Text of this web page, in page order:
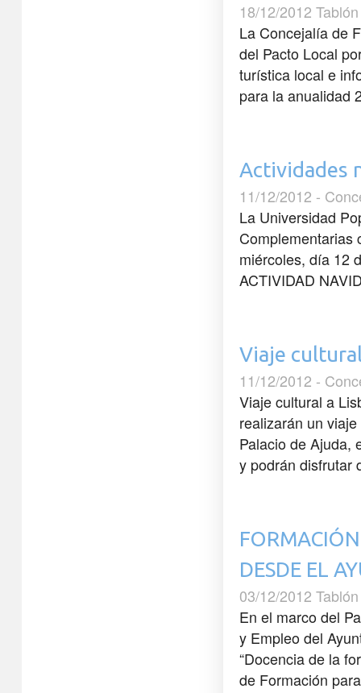
18/12/2012
La Concejalía de
del Pacto Local
turística local e
para la anualidad
Actividades
11/12/2012 -
La Universidad
Complementarias
miércoles, día 12
ACTIVIDAD
Viaje
11/12/2012 -
Viaje cultural a
realizarán un
Palacio de Ajuda,
y podrán disfrutar
DESDE EL
03/12/2012
En el marco del
y Empleo del
“Docencia de la
de Formación